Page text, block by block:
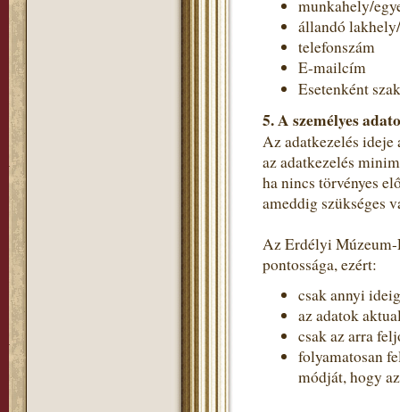
munkahely/
állandó
telefonszám
E-mailcím
Esetenként
5. A személyes
Az adatkezelés ideje
az adatkezelés
ha nincs törvényes
ameddig szükséges
Az Erdélyi Múzeum-
pontossága, ezért:
csak annyi
az adatok
csak az arra
folyamatosan
módját, hogy